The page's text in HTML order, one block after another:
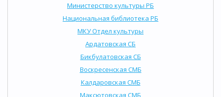
Министерство культуры РБ
Национальная библиотека РБ
МКУ Отдел культуры
Ардатовская СБ
Бикбулатовская СБ
Воскресенская СМБ
Калдаровская СМБ
Максютовская СМБ